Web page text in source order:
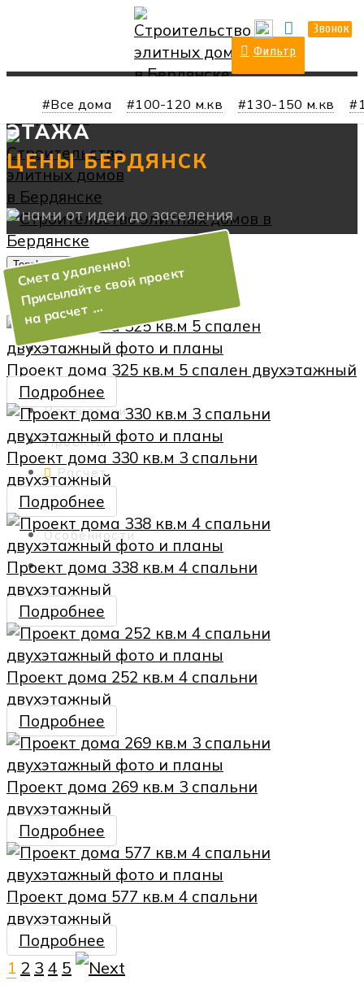
Все дома 100-120 м.кв 130-150 м.кв
Фильтр
Звонок
Toggle navigation
О нас
Услуги
Прайс
Реализации
Проекты
Расчет
План
Особенности
?
Контакты
ПОСТРОИТЬ ДОМ ДВА
ЭТАЖА
Проект дома 325 кв.м 5 спален двухэтажный
Подробнее
Проект дома 330 кв.м 3 спальни
двухэтажный
Подробнее
Проект дома 338 кв.м 4 спальни
двухэтажный
Подробнее
Проект дома 252 кв.м 4 спальни
двухэтажный
Подробнее
Проект дома 269 кв.м 3 спальни
двухэтажный
Подробнее
Проект дома 577 кв.м 4 спальни
двухэтажный
Подробнее
1 2 3 4 5